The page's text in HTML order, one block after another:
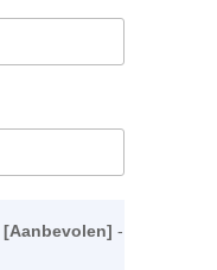
[Aanbevolen] -